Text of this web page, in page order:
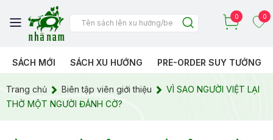
0 0
SÁCH MỚI SÁCH XU HƯỚNG PRE-ORDER SUY TƯỞNG
Trang chủ Biên tập viên giới thiệu
VÌ SAO NGƯỜI VIỆT LẠI
THỜ MỘT NGƯỜI ĐÁNH CỜ?